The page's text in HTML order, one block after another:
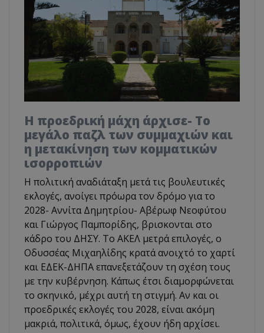
Η προεδρική μάχη άρχισε- Το
μεγάλο παζλ των συμμαχιών και
η μετακίνηση των κομματικών
ισορροπιών
Η πολιτική αναδιάταξη μετά τις βουλευτικές
εκλογές, ανοίγει πρόωρα τον δρόμο για το
2028- Αννίτα Δημητρίου- Αβέρωφ Νεοφύτου
και Γιώργος Παμπορίδης, βρισκονται στο
κάδρο του ΔΗΣΥ. Το ΑΚΕΛ μετρά επιλογές, ο
Οδυσσέας Μιχαηλίδης κρατά ανοιχτό το χαρτί
και ΕΔΕΚ-ΔΗΠΑ επανεξετάζουν τη σχέση τους
με την κυβέρνηση. Κάπως έτσι διαμορφώνεται
το σκηνικό, μέχρι αυτή τη στιγμή. Αν και οι
προεδρικές εκλογές του 2028, είναι ακόμη
μακριά, πολιτικά, όμως, έχουν ήδη αρχίσει.